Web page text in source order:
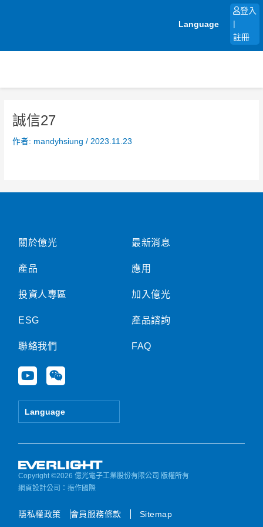
Language
登入
註冊
誠信27
作者: mandyhsiung/ 2023.11.23
關於億光
產品
投資人專區
ESG
聯絡我們
Y
o
u
e
W
e
i
Language
最新消息
應用
加入億光
產品諮詢
FAQ
Copyright ©2026 億光電子工業股份有限公司 版權所有
網頁設計公司 ：振作國際
隱私權政策 會員服務條款 Sitemap